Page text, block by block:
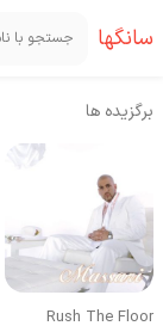
سانگها
برگزیده ها
Rush The Floor